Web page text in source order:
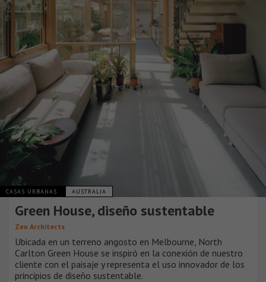
CASAS URBANAS AUSTRALIA
Green House, diseño sustentable
Zen Architects
Ubicada en un terreno angosto en Melbourne, North
Carlton Green House se inspiró en la conexión de nuestro
cliente con el paisaje y representa el uso innovador de los
principios de diseño sustentable.